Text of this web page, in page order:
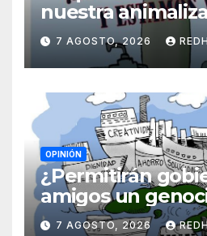
nuestra
Laidi Fernández
7 AGOSTO, 2026
OPINIÓN
¿Permitirán
amigos un
Cuba? Por
7 AGOSTO, 2026